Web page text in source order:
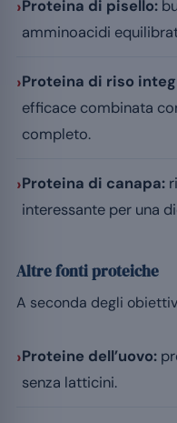
›Proteina di pisello:
amminoacidi
›Proteina di riso
efficace combinata
completo.
›Proteina di canapa:
interessante per una
Altre fonti proteiche
A seconda degli
›Proteine dell’uovo:
senza latticini.